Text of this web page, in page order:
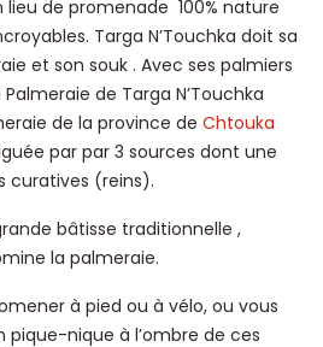
lieu de promenade 100% nature
Targa N’Touchka doit sa
et son souk . Avec ses palmiers
de Targa N’Touchka
de la province de Chtouka
par par 3 sources dont une
curatives (reins).
bâtisse traditionnelle ,
la palmeraie.
à pied ou à vélo, ou vous
pique-nique à l’ombre de ces